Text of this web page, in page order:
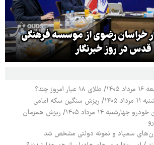
خراسان رضوی از موسسه فرهنگی
قدس در روز خبرنگار
چند؟
امامی
قیمت محصولات ایران خودرو چهارشنبه ۱۴ مرداد ۱۴۰۵/ ریزش همزمان
سمپاد و نمونه دولتی مشخص شد